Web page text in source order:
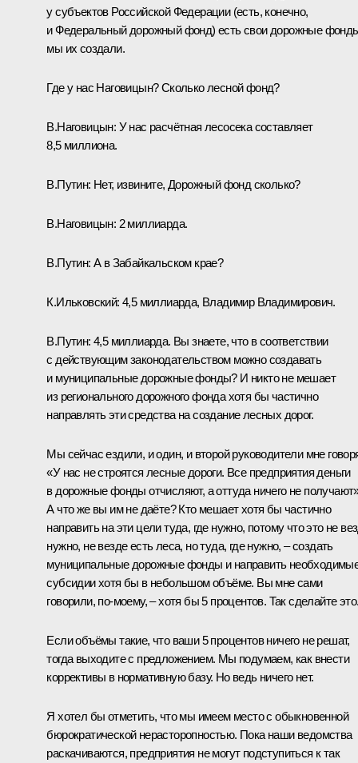
у субъектов Российской Федерации (есть, конечно,
и Федеральный дорожный фонд) есть свои дорожные
мы их создали.
Где у нас Наговицын? Сколько лесной фонд?
В.Наговицын: У нас расчётная лесосека составляет
8,5 миллиона.
В.Путин: Нет, извините, Дорожный фонд сколько?
В.Наговицын: 2 миллиарда.
В.Путин: А в Забайкальском крае?
К.Ильковский: 4,5 миллиарда, Владимир Владимирович.
В.Путин: 4,5 миллиарда. Вы знаете, что в соответствии
с действующим законодательством можно создавать
и муниципальные дорожные фонды? И никто не мешает
из регионального дорожного фонда хотя бы частично
направлять эти средства на создание лесных дорог.
Мы сейчас ездили, и один, и второй руководители мне
«У нас не строятся лесные дороги. Все предприятия деньги
в дорожные фонды отчисляют, а оттуда ничего не
А что же вы им не даёте? Кто мешает хотя бы частично
направить на эти цели туда, где нужно, потому что это не
нужно, не везде есть леса, но туда, где нужно, – создать
муниципальные дорожные фонды и направить
субсидии хотя бы в небольшом объёме. Вы мне сами
говорили, по‑моему, – хотя бы 5 процентов. Так сделайте
Если объёмы такие, что ваши 5 процентов ничего не решат,
тогда выходите с предложением. Мы подумаем, как внести
коррективы в нормативную базу. Но ведь ничего нет.
Я хотел бы отметить, что мы имеем место с обыкновенной
бюрократической нерасторопностью. Пока наши ведомства
раскачиваются, предприятия не могут подступиться к так